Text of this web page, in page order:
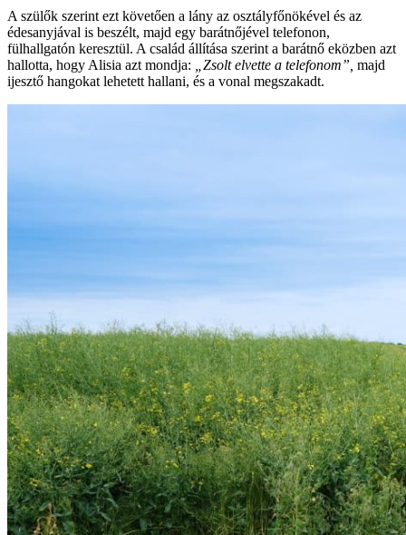
A szülők szerint ezt követően a lány az osztályfőnökével és az
édesanyjával is beszélt, majd egy barátnőjével telefonon,
fülhallgatón keresztül. A család állítása szerint a barátnő eközben azt
hallotta, hogy Alisia azt mondja:
„Zsolt elvette a telefonom”, majd
ijesztő hangokat lehetett hallani, és a vonal megszakadt.